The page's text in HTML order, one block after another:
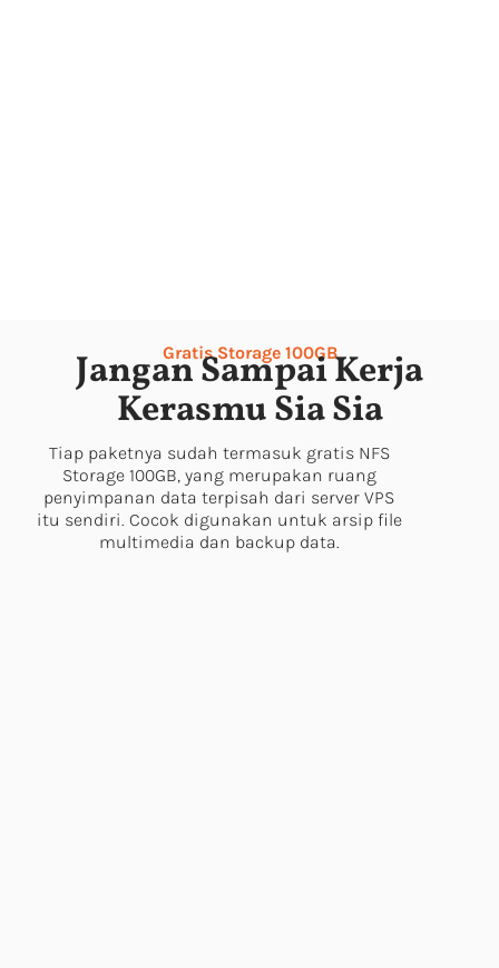
Gratis Storage 100GB
Jangan Sampai Kerja
Kerasmu Sia Sia
Tiap paketnya sudah termasuk gratis NFS
Storage 100GB, yang merupakan ruang
penyimpanan data terpisah dari server VPS
itu sendiri. Cocok digunakan untuk arsip file
multimedia dan backup data.